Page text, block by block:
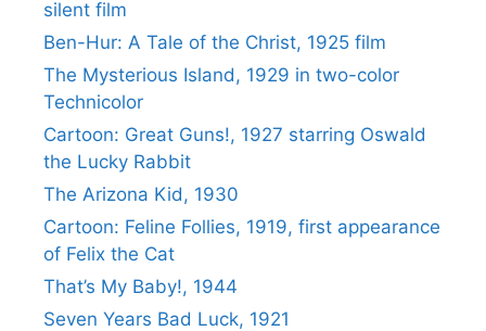
silent film
Ben-Hur: A Tale of the Christ, 1925 film
The Mysterious Island, 1929 in two-color
Technicolor
Cartoon: Great Guns!, 1927 starring Oswald
the Lucky Rabbit
The Arizona Kid, 1930
Cartoon: Feline Follies, 1919, first appearance
of Felix the Cat
That’s My Baby!, 1944
Seven Years Bad Luck, 1921